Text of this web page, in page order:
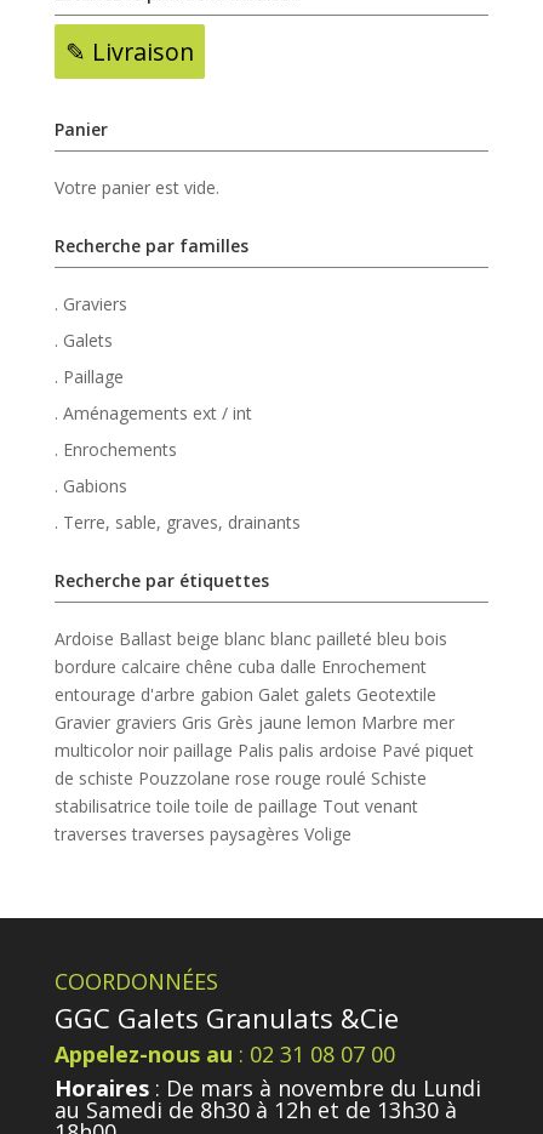
✎ Livraison
Panier
Votre panier est vide.
Recherche par familles
. Graviers
. Galets
. Paillage
. Aménagements ext / int
. Enrochements
. Gabions
. Terre, sable, graves, drainants
Recherche par étiquettes
Ardoise Ballast beige blanc blanc pailleté bleu bois
bordure calcaire chêne cuba dalle Enrochement
entourage d'arbre gabion Galet galets Geotextile
Gravier graviers Gris Grès jaune lemon Marbre mer
multicolor noir paillage Palis palis ardoise Pavé piquet
de schiste Pouzzolane rose rouge roulé Schiste
stabilisatrice toile toile de paillage Tout venant
traverses traverses paysagères Volige
COORDONNÉES
GGC Galets Granulats &Cie
Appelez-nous au : 02 31 08 07 00
Horaires: De mars à novembre du Lundi
au Samedi de 8h30 à 12h et de 13h30 à